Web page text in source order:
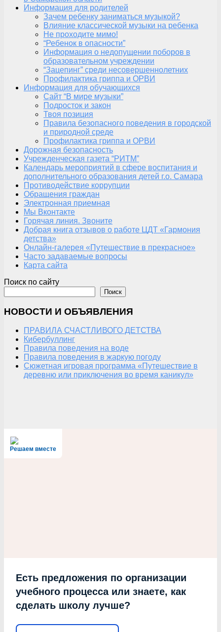
Информация для родителей
Зачем ребенку заниматься музыкой?
Влияние классической музыки на ребенка
Не проходите мимо!
“Ребенок в опасности”
Информация о недопущении поборов в
образовательном учреждении
“Зацепинг” среди несовершеннолетних
Профилактика гриппа и ОРВИ
Информация для обучающихся
Сайт “В мире музыки”
Подросток и закон
Твоя позиция
Правила безопасного поведения в городской
и природной среде
Профилактика гриппа и ОРВИ
Дорожная безопасность
Учрежденческая газета “РИТМ”
Календарь мероприятий в сфере воспитания и
дополнительного образования детей г.о. Самара
Противодействие коррупции
Обращения граждан
Электронная приемная
Мы Вконтакте
Горячая линия. Звоните
Добрая книга отзывов о работе ЦДТ «Гармония
детства»
Онлайн-галерея «Путешествие в прекрасное»
Часто задаваемые вопросы
Карта сайта
Поиск по сайту
Поиск
НОВОСТИ И ОБЪЯВЛЕНИЯ
ПРАВИЛА СЧАСТЛИВОГО ДЕТСТВА
Кибербуллинг
Правила поведения на воде
Правила поведения в жаркую погоду
Сюжетная игровая программа «Путешествие в
деревню или приключения во время каникул»
Решаем вместе
Есть предложения по организации
учебного процесса или знаете, как
сделать школу лучше?